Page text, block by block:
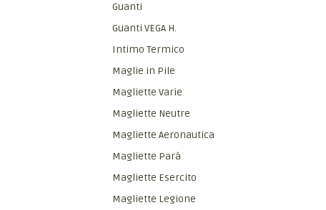
Guanti
Guanti VEGA H.
Intimo Termico
Maglie in Pile
Magliette Varie
Magliette Neutre
Magliette Aeronautica
Magliette Parà
Magliette Esercito
Magliette Legione